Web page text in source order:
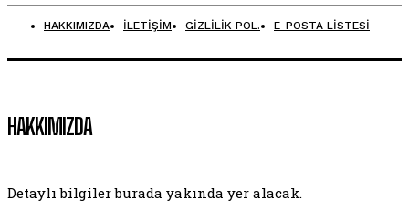
HAKKIMIZDA İLETİŞİM GİZLİLİK POL. E-POSTA LİSTESİ
HAKKIMIZDA
Detaylı bilgiler burada yakında yer alacak.